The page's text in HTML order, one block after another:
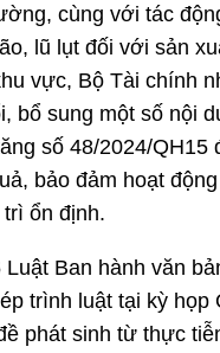
cùng với tác
lũ lụt đối với sản
vực, Bộ Tài chính
bổ sung một số nội
số 48/2024/QH15
bảo đảm hoạt
ổn định.
Ban hành văn
trình luật tại kỳ họp
phát sinh từ thực